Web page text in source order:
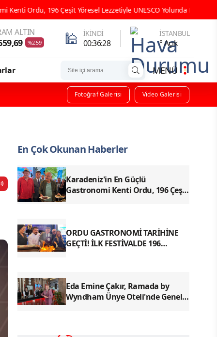
Yöresel Lezzetiyle UNESCO Yolunda Emin Adımlarla İlerliyor
ALTIN
%2,59 🕌 İKINDI
00:36:27
İSTANBUL
° Açık
MENÜ
Fotoğraf Galerisi Video Galerisi
En Çok Okunan Haberler
Karadeniz'in En Güçlü
Gastronomi Kenti Ordu, 196 Çeşit
ORDU GASTRONOMİ TARİHİNE
GEÇTİ! İLK FESTİVALDE 196
Eda Emine Çakır, Ramada by
Wyndham Ünye Oteli'nde Genel